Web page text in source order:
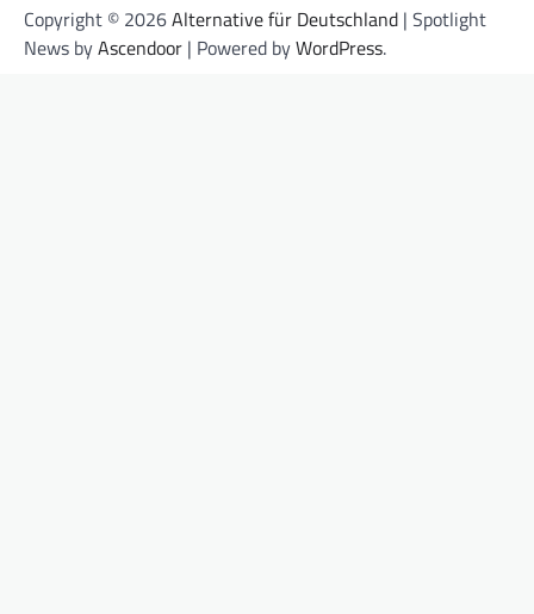
Copyright © 2026Alternative für Deutschland | Spotlight
News byAscendoor | Powered byWordPress.